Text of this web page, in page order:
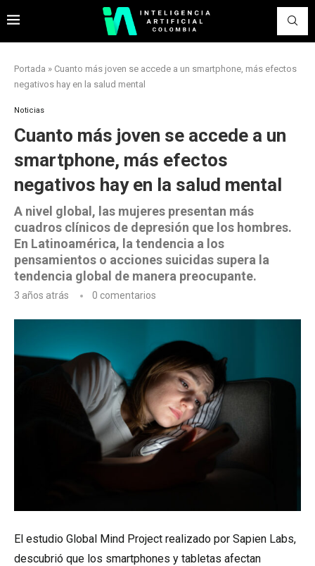
Portada » Cuanto más joven se accede a un smartphone, más efectos
negativos hay en la salud mental
Noticias
Cuanto más joven se accede a un
smartphone, más efectos
negativos hay en la salud mental
A nivel global, las mujeres presentan más
cuadros clínicos de depresión que los hombres.
En Latinoamérica, la tendencia a los
pensamientos o acciones suicidas supera la
tendencia global de manera preocupante.
3 años atrás 0 comentarios
El estudio Global Mind Project realizado por Sapien Labs,
descubrió que los smartphones y tabletas afectan